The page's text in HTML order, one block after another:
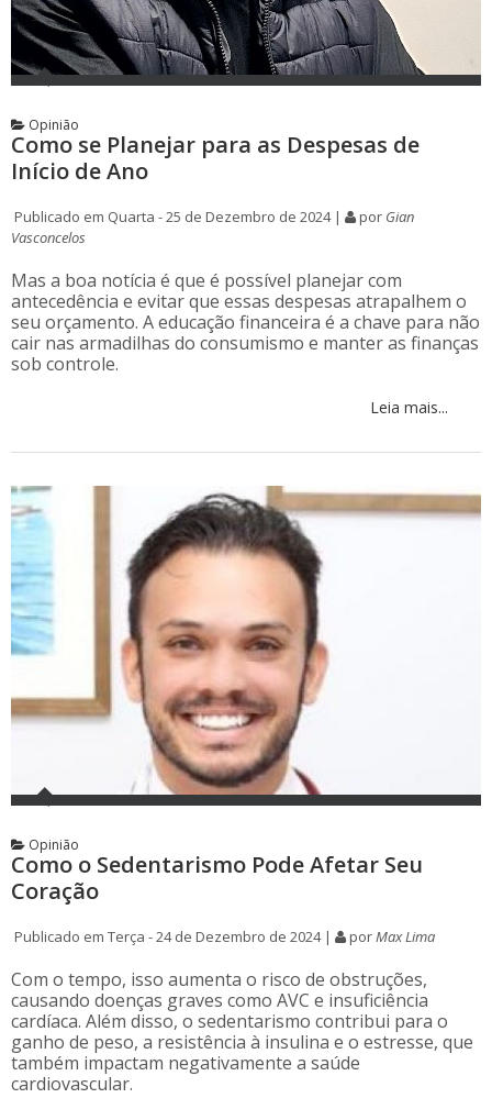
Opinião
Como se Planejar para as Despesas de
Início de Ano
Publicado em Quarta - 25 de Dezembro de 2024 | por Gian
Vasconcelos
Mas a boa notícia é que é possível planejar com
antecedência e evitar que essas despesas atrapalhem o
seu orçamento. A educação financeira é a chave para não
cair nas armadilhas do consumismo e manter as finanças
sob controle.
Leia mais...
Opinião
Como o Sedentarismo Pode Afetar Seu
Coração
Publicado em Terça - 24 de Dezembro de 2024 | porMax Lima
Com o tempo, isso aumenta o risco de obstruções,
causando doenças graves como AVC e insuficiência
cardíaca. Além disso, o sedentarismo contribui para o
ganho de peso, a resistência à insulina e o estresse, que
também impactam negativamente a saúde
cardiovascular.